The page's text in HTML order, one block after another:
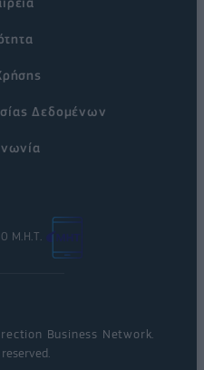
Δεδομένων
Μ.Η.Τ.
Business Network